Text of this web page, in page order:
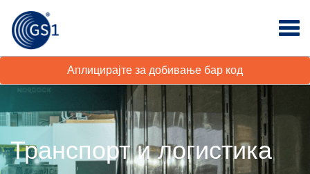
Аплицирајте за добивање бар код
Транспорт и логистика